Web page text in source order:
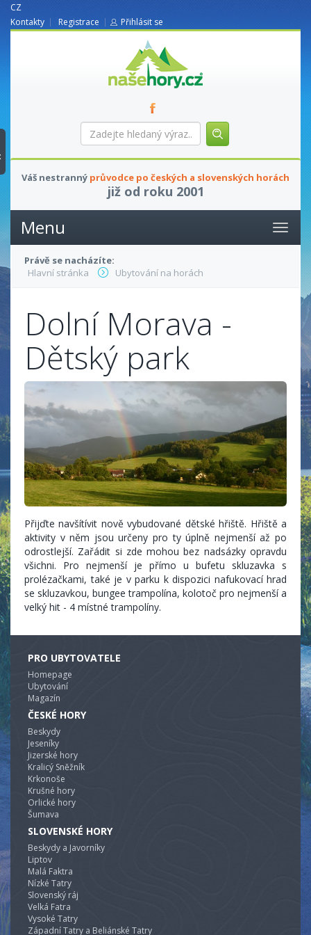
CZ
Kontakty
Registrace Přihlásit se
nasehory.cz
Zadejte
hledaný
Váš nestranný průvodce po českých a slovenských horách
již od roku 2001
Menu
Právě se nacházíte:
Hlavní stránka
Ubytování na horách
Dolní Morava -
Dětský park
Přijďte navšítívit nově vybudované dětské hřiště. Hřiště a
aktivity v něm jsou určeny pro ty úplně nejmenší až po
odrostlejší. Zařádit si zde mohou bez nadsázky opravdu
všichni. Pro nejmenší je přímo u bufetu skluzavka s
prolézačkami, také je v parku k dispozici nafukovací hrad
se skluzavkou, bungee trampolína, kolotoč pro nejmenší a
velký hit - 4 místné trampolíny.
PRO UBYTOVATELE
Homepage
Ubytování
Magazín
ČESKÉ HORY
Beskydy
Jeseníky
Jizerské hory
Kralicý Sněžník
Krkonoše
Krušné hory
Orlické hory
Šumava
SLOVENSKÉ HORY
Beskydy a Javorníky
Liptov
Malá Faktra
Nízké Tatry
Slovenský ráj
Velká Fatra
Vysoké Tatry
Západní Tatry a Beliánské Tatry